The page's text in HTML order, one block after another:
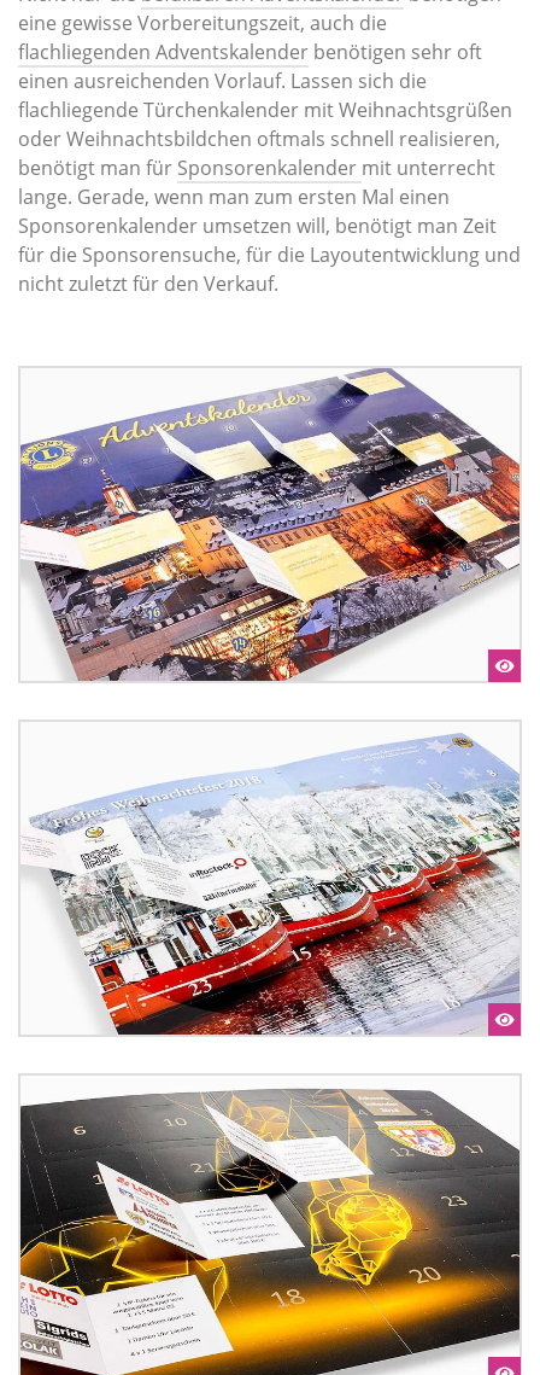
eine gewisse Vorbereitungszeit, auch die
flachliegenden Adventskalender benötigen sehr oft
einen ausreichenden Vorlauf. Lassen sich die
flachliegende Türchenkalender mit Weihnachtsgrüßen
oder Weihnachtsbildchen oftmals schnell realisieren,
benötigt man für Sponsorenkalender mit unterrecht
lange. Gerade, wenn man zum ersten Mal einen
Sponsorenkalender umsetzen will, benötigt man Zeit
für die Sponsorensuche, für die Layoutentwicklung und
nicht zuletzt für den Verkauf.